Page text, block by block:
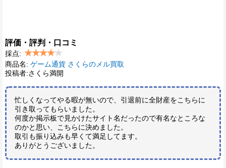
評価・評判・口コミ
採点:
商品名: ゲーム通貨 さくらのメル買取
投稿者:さくら満開
忙しくなってやる暇が無いので、引退前に全財産をこちらに
引き取ってもらいました。
何度か掲示板で見かけたサイト名だったので有名なところな
のかと思い、こちらに決めました。
取引も振り込みも早くて満足してます。
ありがとうございました。